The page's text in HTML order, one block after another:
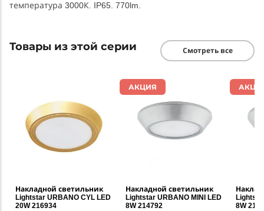
температура 3000К. IP65. 770lm.
Товары из этой серии Смотреть все
Накладной светильник
Lightstar URBANO CYL LED
20W 216934
АКЦИЯ
Накладной светильник
Lightstar URBANO MINI LED
8W 214792
8W